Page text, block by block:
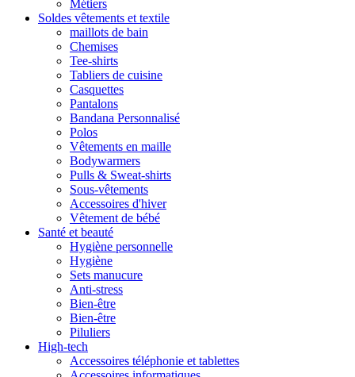
Métiers
Soldes vêtements et textile
maillots de bain
Chemises
Tee-shirts
Tabliers de cuisine
Casquettes
Pantalons
Bandana Personnalisé
Polos
Vêtements en maille
Bodywarmers
Pulls & Sweat-shirts
Sous-vêtements
Accessoires d'hiver
Vêtement de bébé
Santé et beauté
Hygiène personnelle
Hygiène
Sets manucure
Anti-stress
Bien-être
Bien-être
Piluliers
High-tech
Accessoires téléphonie et tablettes